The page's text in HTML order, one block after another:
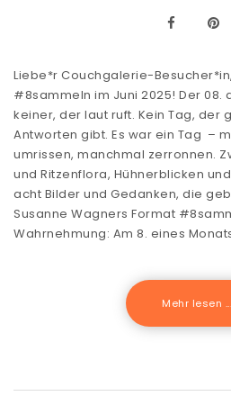
Liebe*r Couchgalerie-
#8sammeln im Juni 2025! Der 08.
keiner, der laut ruft. Kein Tag, der
Antworten gibt. Es war ein Tag –
umrissen, manchmal zerronnen.
und Ritzenflora, Hühnerblicken
acht Bilder und Gedanken, die
Susanne Wagners Format
Wahrnehmung: Am 8. eines
Mehr lesen